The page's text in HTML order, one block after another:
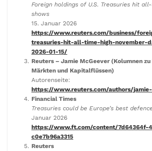
Foreign holdings of U.S. Treasuries hit
shows
15. Januar 2026
https://www.reuters.com/business/
treasuries-hit-all-time-high-november-
2026-01-15/
Reuters – Jamie McGeever (Kolumnen
Märkten und Kapitalflüssen)
Autorenseite:
https://www.reuters.com/authors/
Financial Times
Treasuries could be Europe’s best defence
Januar 2026
https://www.ft.com/content/7d64364f-
c0e7b96a3315
Reuters